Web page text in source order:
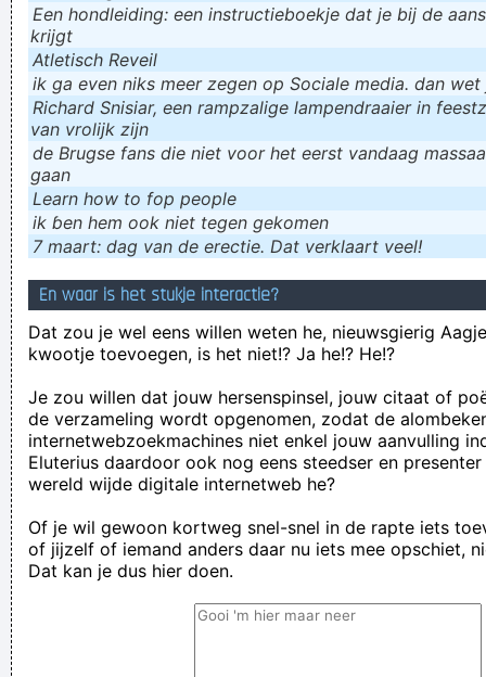
Een hondleiding: een instructieboekje dat je bij de
krijgt
Atletisch Reveil
ik ga even niks meer zegen op Sociale media. dan
Richard Snisiar, een rampzalige lampendraaier in
van vrolijk zijn
de Brugse fans die niet voor het eerst vandaag
gaan
Learn how to fop people
ik ɓen hem ook niet tegen gekomen
7 maart: dag van de erectie. Dat verklaart veel!
En waar is het stukje interactie?
Dat zou je wel eens willen weten he, nieuwsgierig
kwootje toevoegen, is het niet!? Ja he!? He!?
Je zou willen dat jouw hersenspinsel, jouw citaat of
de verzameling wordt opgenomen, zodat de
internetwebzoekmachines niet enkel jouw aanvulling
Eluterius daardoor ook nog eens steedser en
wereld wijde digitale internetweb he?
Of je wil gewoon kortweg snel-snel in de rapte iets
of jijzelf of iemand anders daar nu iets mee opschiet,
Dat kan je dus hier doen.